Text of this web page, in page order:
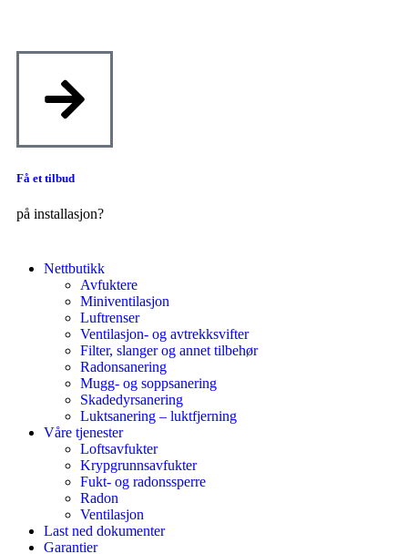
Få et tilbud
på installasjon?
Nettbutikk
Avfuktere
Miniventilasjon
Luftrenser
Ventilasjon- og avtrekksvifter
Filter, slanger og annet tilbehør
Radonsanering
Mugg- og soppsanering
Skadedyrsanering
Luktsanering – luktfjerning
Våre tjenester
Loftsavfukter
Krypgrunnsavfukter
Fukt- og radonssperre
Radon
Ventilasjon
Last ned dokumenter
Garantier